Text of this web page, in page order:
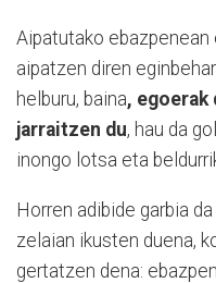
Aipatutako ebazpenean
aipatzen diren
helburu, baina, egoerak
jarraitzen du, hau da
inongo lotsa eta
Horren adibide garbia
zelaian ikusten duena,
gertatzen dena: